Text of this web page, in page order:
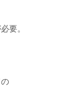
要。